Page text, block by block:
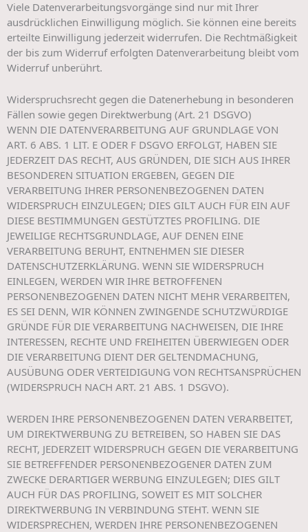
Viele Datenverarbeitungsvorgänge sind nur mit Ihrer
ausdrücklichen Einwilligung möglich. Sie können eine bereits
erteilte Einwilligung jederzeit widerrufen. Die Rechtmäßigkeit
der bis zum Widerruf erfolgten Datenverarbeitung bleibt vom
Widerruf unberührt.
Widerspruchsrecht gegen die Datenerhebung in besonderen
Fällen sowie gegen Direktwerbung (Art. 21 DSGVO)
WENN DIE DATENVERARBEITUNG AUF GRUNDLAGE VON
ART. 6 ABS. 1 LIT. E ODER F DSGVO ERFOLGT, HABEN SIE
JEDERZEIT DAS RECHT, AUS GRÜNDEN, DIE SICH AUS IHRER
BESONDEREN SITUATION ERGEBEN, GEGEN DIE
VERARBEITUNG IHRER PERSONENBEZOGENEN DATEN
WIDERSPRUCH EINZULEGEN; DIES GILT AUCH FÜR EIN AUF
DIESE BESTIMMUNGEN GESTÜTZTES PROFILING. DIE
JEWEILIGE RECHTSGRUNDLAGE, AUF DENEN EINE
VERARBEITUNG BERUHT, ENTNEHMEN SIE DIESER
DATENSCHUTZERKLÄRUNG. WENN SIE WIDERSPRUCH
EINLEGEN, WERDEN WIR IHRE BETROFFENEN
PERSONENBEZOGENEN DATEN NICHT MEHR VERARBEITEN,
ES SEI DENN, WIR KÖNNEN ZWINGENDE SCHUTZWÜRDIGE
GRÜNDE FÜR DIE VERARBEITUNG NACHWEISEN, DIE IHRE
INTERESSEN, RECHTE UND FREIHEITEN ÜBERWIEGEN ODER
DIE VERARBEITUNG DIENT DER GELTENDMACHUNG,
AUSÜBUNG ODER VERTEIDIGUNG VON RECHTSANSPRÜCHEN
(WIDERSPRUCH NACH ART. 21 ABS. 1 DSGVO).
WERDEN IHRE PERSONENBEZOGENEN DATEN VERARBEITET,
UM DIREKTWERBUNG ZU BETREIBEN, SO HABEN SIE DAS
RECHT, JEDERZEIT WIDERSPRUCH GEGEN DIE VERARBEITUNG
SIE BETREFFENDER PERSONENBEZOGENER DATEN ZUM
ZWECKE DERARTIGER WERBUNG EINZULEGEN; DIES GILT
AUCH FÜR DAS PROFILING, SOWEIT ES MIT SOLCHER
DIREKTWERBUNG IN VERBINDUNG STEHT. WENN SIE
WIDERSPRECHEN, WERDEN IHRE PERSONENBEZOGENEN